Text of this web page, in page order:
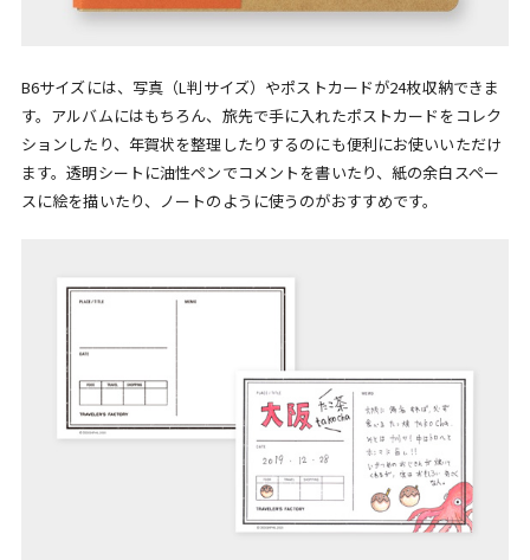
B6サイズには、写真（L判サイズ）やポストカードが24枚収納できま
す。アルバムにはもちろん、旅先で手に入れたポストカードをコレク
ションしたり、年賀状を整理したりするのにも便利にお使いいただけ
ます。透明シートに油性ペンでコメントを書いたり、紙の余白スペー
スに絵を描いたり、ノートのように使うのがおすすめです。